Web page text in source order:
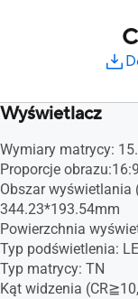
Wyświetlacz
Wymiary matrycy:
Proporcje obrazu:16:9
Obszar wyświetlania
344.23*193.54mm
Powierzchnia
Typ podświetlenia:
Typ matrycy: TN
Kąt widzenia